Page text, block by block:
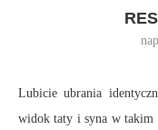
Lubicie ubrania
widok taty i syna w takim